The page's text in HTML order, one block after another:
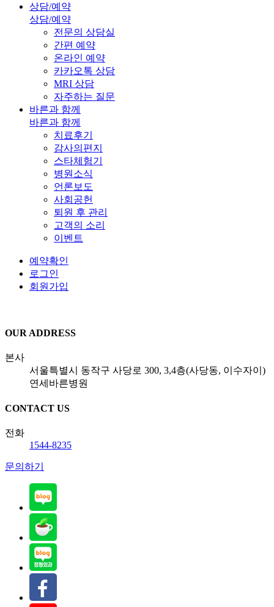
상담/예약
상담/예약
전문의 상담실
간편 예약
온라인 예약
카카오톡 상담
MRI 상담
자주하는 질문
바른과 함께
바른과 함께
치료후기
감사의편지
스타체험기
병원소식
언론보도
사회공헌
퇴원 후 관리
고객의 소리
이벤트
예약확인
로그인
회원가입
OUR ADDRESS
본사
서울특별시 동작구 사당로 300, 3,4층(사당동, 이수자이)
연세바른병원
CONTACT US
전화
1544-8235
문의하기